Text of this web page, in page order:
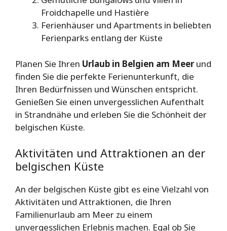
Froidchapelle und Hastière
Ferienhäuser und Apartments in beliebten
Ferienparks entlang der Küste
Planen Sie Ihren Urlaub in Belgien am Meerund
finden Sie die perfekte Ferienunterkunft, die
Ihren Bedürfnissen und Wünschen entspricht.
Genießen Sie einen unvergesslichen Aufenthalt
in Strandnähe und erleben Sie die Schönheit der
belgischen Küste.
Aktivitäten und Attraktionen an der
belgischen Küste
An der belgischen Küste gibt es eine Vielzahl von
Aktivitäten und Attraktionen, die Ihren
Familienurlaub am Meer zu einem
unvergesslichen Erlebnis machen. Egal ob Sie